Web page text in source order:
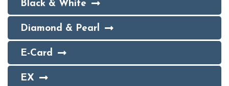
Black & White
Diamond & Pearl
E-Card
EX